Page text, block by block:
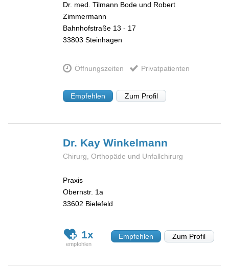
Dr. med. Tilmann Bode und Robert
Zimmermann
Bahnhofstraße 13 - 17
33803 Steinhagen
Öffnungszeiten Privatpatienten
Empfehlen Zum Profil
Dr. KayWinkelmann
Chirurg, Orthopäde und Unfallchirurg
Praxis
Obernstr. 1a
33602 Bielefeld
1x Empfehlen Zum Profil